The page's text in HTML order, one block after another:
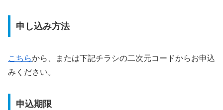
申し込み方法
こちらから、または下記チラシの二次元コードからお申込
みください。
申込期限